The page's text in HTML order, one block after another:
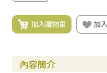
加入購物車 加
內容簡介